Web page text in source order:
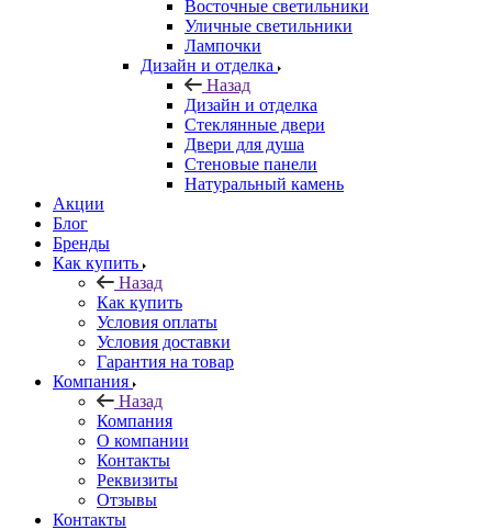
Восточные светильники
Уличные светильники
Лампочки
Дизайн и отделка
Назад
Дизайн и отделка
Стеклянные двери
Двери для душа
Стеновые панели
Натуральный камень
Акции
Блог
Бренды
Как купить
Назад
Как купить
Условия оплаты
Условия доставки
Гарантия на товар
Компания
Назад
Компания
О компании
Контакты
Реквизиты
Отзывы
Контакты